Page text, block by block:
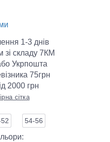
1-3 днів
зі складу 7КМ
Укрпошта
75грн
2000 грн
сітка
54-56